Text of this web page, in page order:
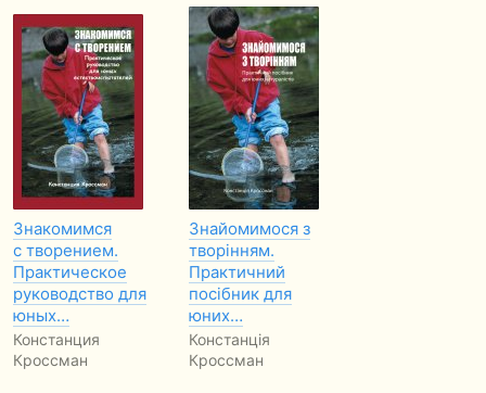
Знакомимся
с творением.
Практическое
руководство для
юных…
Констанция
Кроссман
Знайомимося з
творінням.
Практичний
посібник для
юних…
Констанція
Кроссман